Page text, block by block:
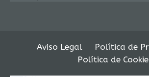
Aviso Legal
Política de
Política de